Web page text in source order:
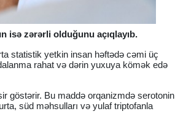
isə zərərli olduğunu açıqlayıb.
statistik yetkin insan həftədə cəmi üç
rahat və dərin yuxuya kömək edə
göstərir. Bu maddə orqanizmdə serotonin
süd məhsulları və yulaf triptofanla